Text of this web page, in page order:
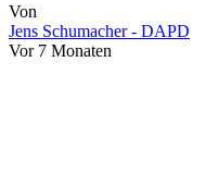
Von
Jens Schumacher - DAPD
Vor 7 Monaten